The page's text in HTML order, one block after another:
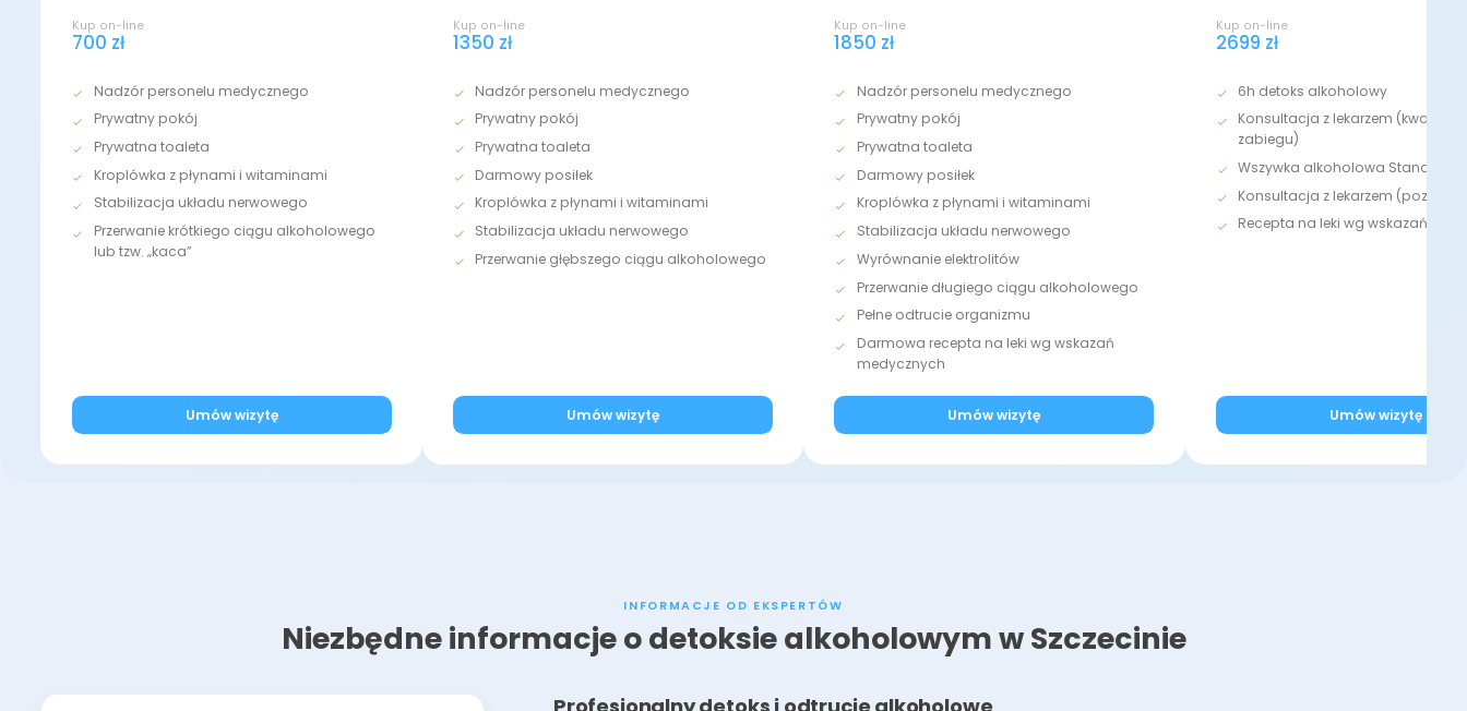
Kup on-line
700 zł
Nadzór personelu medycznego
Prywatny pokój
Prywatna toaleta
Kroplówka z płynami i witaminami
Stabilizacja układu nerwowego
Przerwanie krótkiego ciągu alkoholowego
lub tzw. „kaca”
Umów wizytę
Kup on-line
1350 zł
Nadzór personelu medycznego
Prywatny pokój
Prywatna toaleta
Darmowy posiłek
Kroplówka z płynami i witaminami
Stabilizacja układu nerwowego
Przerwanie głębszego ciągu alkoholowego
Umów wizytę
Kup on-line
1850 zł
Nadzór personelu medycznego
Prywatny pokój
Prywatna toaleta
Darmowy posiłek
Kroplówka z płynami i witaminami
Stabilizacja układu nerwowego
Wyrównanie elektrolitów
Przerwanie długiego ciągu alkoholowego
Pełne odtrucie organizmu
Darmowa recepta na leki wg wskazań
medycznych
Umów wizytę
Kup on-line
2699 zł
6h detoks alkoholowy
Konsultacja z lekarzem
zabiegu)
Wszywka alkoholowa Standard
Konsultacja z lekarzem
Recepta na leki wg wskazań
Umów wizytę
INFORMACJE OD EKSPERTÓW
Niezbędne informacje o detoksie alkoholowym w Szczecinie